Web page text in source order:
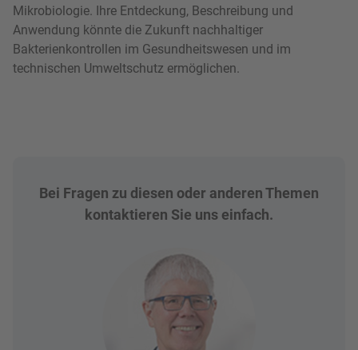
Mikrobiologie. Ihre Entdeckung, Beschreibung und
Anwendung könnte die Zukunft nachhaltiger
Bakterienkontrollen im Gesundheitswesen und im
technischen Umweltschutz ermöglichen.
Bei Fragen zu diesen oder anderen Themen
kontaktieren Sie uns einfach.